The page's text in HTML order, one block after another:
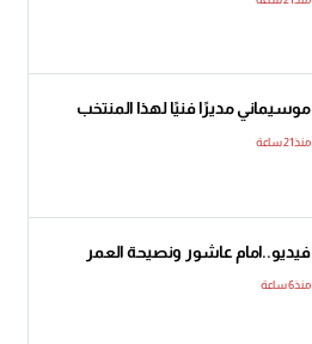
موسيماني مديرًا فنيًا لهذا المنتخب
منذ21 ساعة
فيديو..امام عاشور ونصيحة العمر
منذ6 ساعة